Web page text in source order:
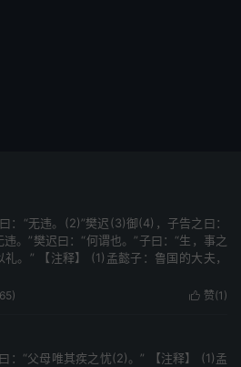
：“无违。(2)”樊迟(3)御(4)，子告之曰：
。”樊迟曰：“何谓也。”子曰：“生，事之
。” 【注释】 (1)孟懿子：鲁国的大夫，
 赞(1 )
：“父母唯其疾之忧(2)。” 【注释】 (1)孟